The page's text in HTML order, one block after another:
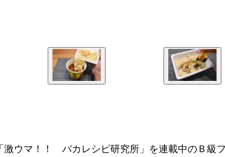
ウマ！！ バカレシピ研究所」を連載中のＢ級